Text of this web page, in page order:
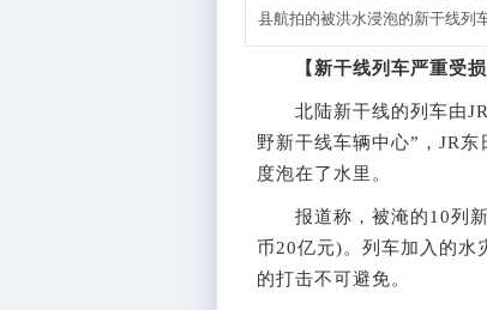
县航拍的被洪水浸泡的新干线列车
【新干线列车严重受损
北陆新干线的列车由JR
野新干线车辆中心”，JR
度泡在了水里。
报道称，被淹的10列新
币20亿元)。列车加入的水
的打击不可避免。